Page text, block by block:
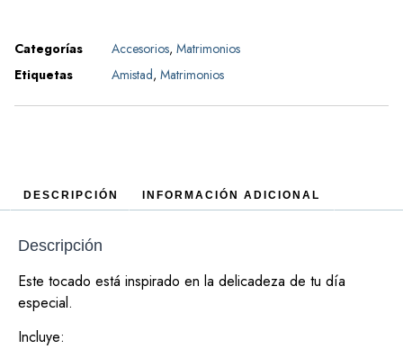
Categorías Accesorios, Matrimonios
Etiquetas
Amistad, Matrimonios
DESCRIPCIÓN INFORMACIÓN ADICIONAL
Descripción
Este tocado está inspirado en la delicadeza de tu día
especial.
Incluye: